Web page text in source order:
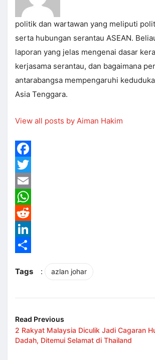
politik dan wartawan yang meliputi
serta hubungan serantau ASEAN.
laporan yang jelas mengenai dasar
kerjasama serantau, dan bagaimana
antarabangsa mempengaruhi
Asia Tenggara.
View all posts by Aiman Hakim
Facebook
Twitter
Email
WhatsApp
Reddit
LinkedIn
Tags
: azlan johar
Read Previous
2 Rakyat Malaysia Diculik Jadi Cagaran
Dadah, Ditemui Selamat di Thailand